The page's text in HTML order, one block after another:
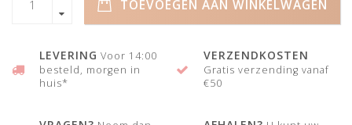
TOEVOEGEN AAN WINKELWAGEN
LEVERING Voor 14:00
besteld, morgen in
huis*
VERZENDKOSTEN
Gratis verzending vanaf
€50